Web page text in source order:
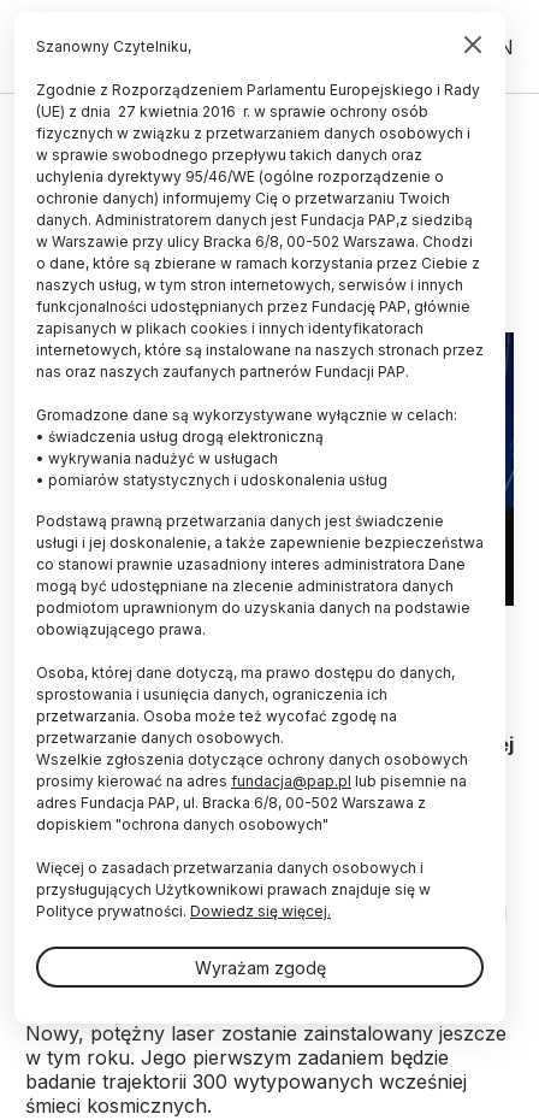
PL EN
KOSMOS
Śmieci kosmiczne na celowniku
obserwatorium w Borówcu
13.03.2024
aktualizacja: 13.03.2024
3 minuty czytania
Fot. materiały prasowe CBK
Stacja Laserowa Obserwatorium
Astrogeodynamicznego Centrum Badań
Kosmicznych PAN w Borówcu pod Poznaniem
zostanie wyposażona w nowy laser. Za pomocą tej
aparatury badacze będą obserwować śmieci
kosmiczne.
Zakończył się przetarg na zakup nowego
impulsowego nanosekundowego lasera
neodymowego typu YAG, który wzmocni możliwości
Astrogeodynamicznego Centrum Badań
Kosmicznych PAN w Borówcupod Poznaniem –
Nowy, potężny laser zostanie zainstalowany jeszcze
w tym roku. Jego pierwszym zadaniem będzie
badanie trajektorii 300 wytypowanych wcześniej
śmieci kosmicznych.
Szanowny Czytelniku,
Zgodnie z Rozporządzeniem Parlamentu Europejskiego i Rady
(UE) z dnia 27 kwietnia 2016 r. w sprawie ochrony osób
fizycznych w związku z przetwarzaniem danych osobowych i
w sprawie swobodnego przepływu takich danych oraz
uchylenia dyrektywy 95/46/WE (ogólne rozporządzenie o
ochronie danych) informujemy Cię o przetwarzaniu Twoich
danych. Administratorem danych jest Fundacja PAP,z siedzibą
w Warszawie przy ulicy Bracka 6/8, 00-502 Warszawa. Chodzi
o dane, które są zbierane w ramach korzystania przez Ciebie z
naszych usług, w tym stron internetowych, serwisów i innych
funkcjonalności udostępnianych przez Fundację PAP, głównie
zapisanych w plikach cookies i innych identyfikatorach
internetowych, które są instalowane na naszych stronach przez
nas oraz naszych zaufanych partnerów Fundacji PAP.
Gromadzone dane są wykorzystywane wyłącznie w celach:
• świadczenia usług drogą elektroniczną
• wykrywania nadużyć w usługach
• pomiarów statystycznych i udoskonalenia usług
Podstawą prawną przetwarzania danych jest świadczenie
usługi i jej doskonalenie, a także zapewnienie bezpieczeństwa
co stanowi prawnie uzasadniony interes administratora Dane
mogą być udostępniane na zlecenie administratora danych
podmiotom uprawnionym do uzyskania danych na podstawie
obowiązującego prawa.
Osoba, której dane dotyczą, ma prawo dostępu do danych,
sprostowania i usunięcia danych, ograniczenia ich
przetwarzania. Osoba może też wycofać zgodę na
przetwarzanie danych osobowych.
Wszelkie zgłoszenia dotyczące ochrony danych osobowych
prosimy kierować na adres fundacja@pap.pl lub pisemnie na
adres Fundacja PAP, ul. Bracka 6/8, 00-502 Warszawa z
dopiskiem "ochrona danych osobowych"
Więcej o zasadach przetwarzania danych osobowych i
przysługujących Użytkownikowi prawach znajduje się w
Polityce prywatności. Dowiedz się więcej.
Wyrażam zgodę